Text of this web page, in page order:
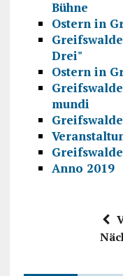
Bühne
Ostern in
Drei"
Ostern in
mundi
Anno 2019